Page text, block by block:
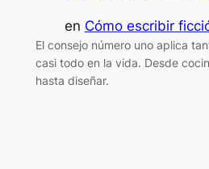
en Cómo escribir
El consejo número uno aplica
casi todo en la vida. Desde
hasta diseñar.